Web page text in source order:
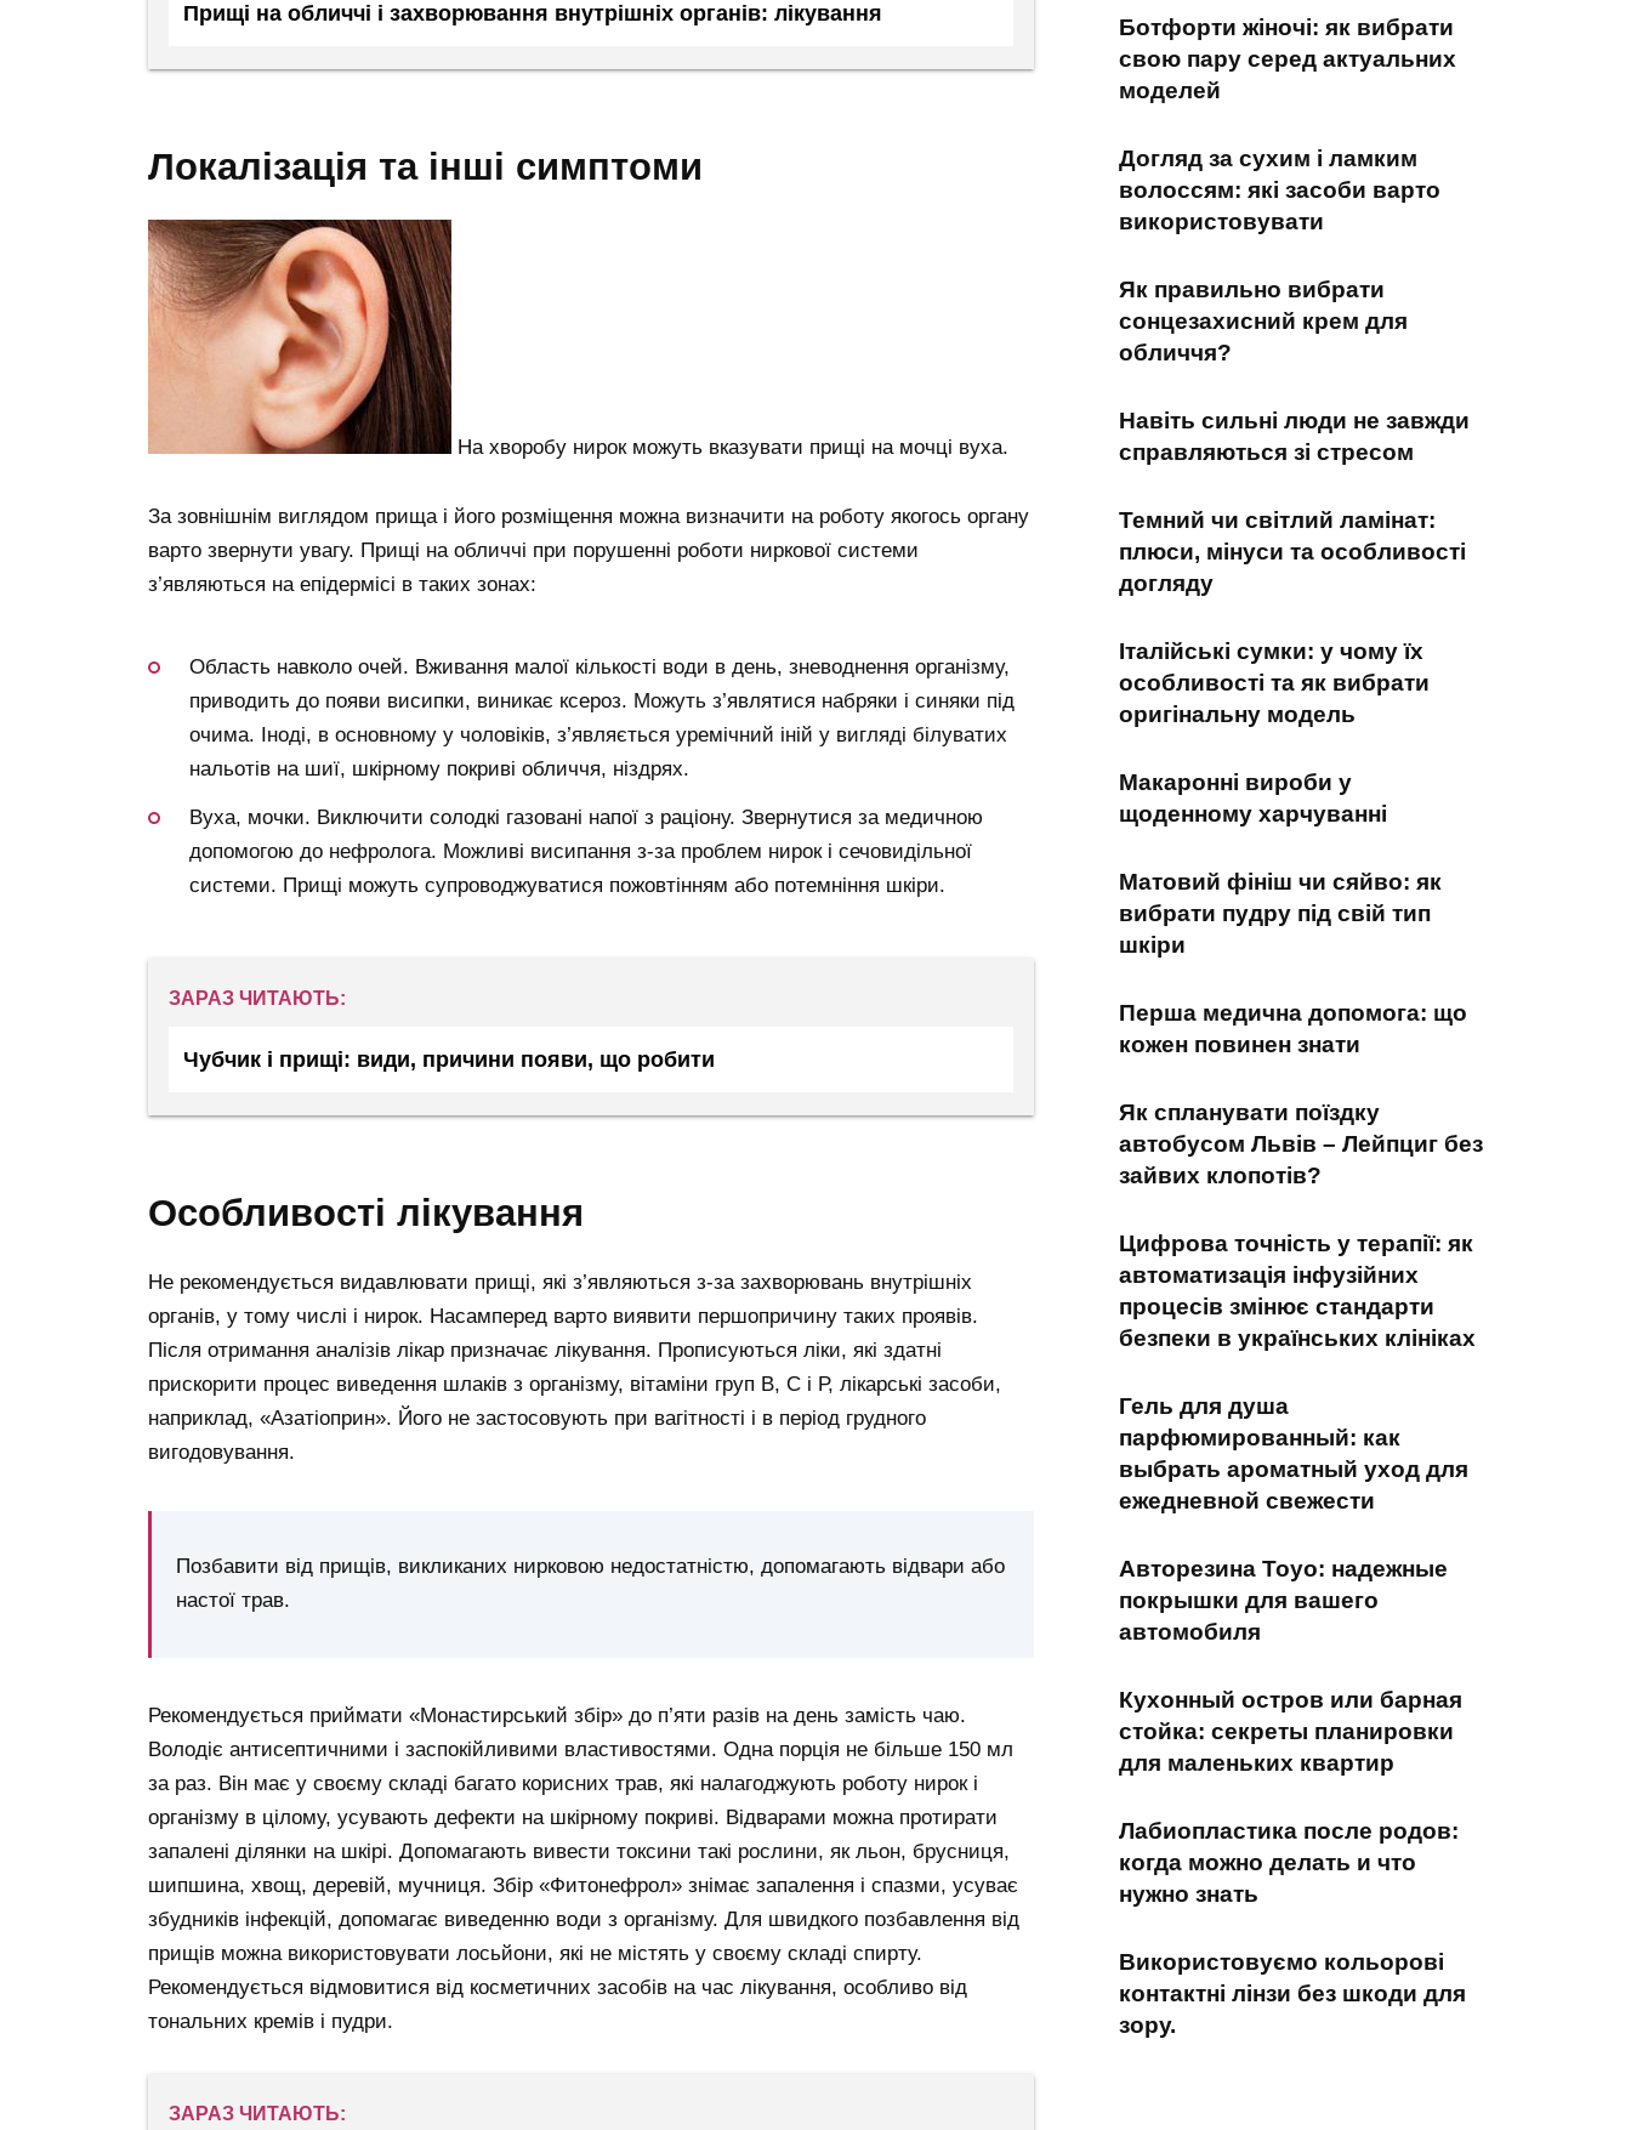
Прищі на обличчі і захворювання внутрішніх органів: лікування
локалізація та інші симптоми
На хворобу нирок можуть вказувати прищі на мочці вуха.
За зовнішнім виглядом прища і його розміщення можна визначити на роботу якогось органу
варто звернути увагу. Прищі на обличчі при порушенні роботи ниркової системи
з’являються на епідермісі в таких зонах:
Область навколо очей. Вживання малої кількості води в день, зневоднення організму,
приводить до появи висипки, виникає ксероз. Можуть з’являтися набряки і синяки під
очима. Іноді, в основному у чоловіків, з’являється уремічний іній у вигляді білуватих
нальотів на шиї, шкірному покриві обличчя, ніздрях.
Вуха, мочки. Виключити солодкі газовані напої з раціону. Звернутися за медичною
допомогою до нефролога. Можливі висипання з-за проблем нирок і сечовидільної
системи. Прищі можуть супроводжуватися пожовтінням або потемніння шкіри.
ЗАРАЗ ЧИТАЮТЬ:
Чубчик і прищі: види, причини появи, що робити
особливості лікування
Не рекомендується видавлювати прищі, які з’являються з-за захворювань внутрішніх
органів, у тому числі і нирок. Насамперед варто виявити першопричину таких проявів.
Після отримання аналізів лікар призначає лікування. Прописуються ліки, які здатні
прискорити процес виведення шлаків з організму, вітаміни груп В, С і Р, лікарські засоби,
наприклад, «Азатіоприн». Його не застосовують при вагітності і в період грудного
вигодовування.
Позбавити від прищів, викликаних нирковою недостатністю, допомагають відвари або
настої трав.
Рекомендується приймати «Монастирський збір» до п’яти разів на день замість чаю.
Володіє антисептичними і заспокійливими властивостями. Одна порція не більше 150 мл
за раз. Він має у своєму складі багато корисних трав, які налагоджують роботу нирок і
організму в цілому, усувають дефекти на шкірному покриві. Відварами можна протирати
запалені ділянки на шкірі. Допомагають вивести токсини такі рослини, як льон, брусниця,
шипшина, хвощ, деревій, мучниця. Збір «Фитонефрол» знімає запалення і спазми, усуває
збудників інфекцій, допомагає виведенню води з організму. Для швидкого позбавлення від
прищів можна використовувати лосьйони, які не містять у своєму складі спирту.
Рекомендується відмовитися від косметичних засобів на час лікування, особливо від
тональних кремів і пудри.
ЗАРАЗ ЧИТАЮТЬ:
Ботфорти жіночі: як вибрати
свою пару серед актуальних
моделей
Догляд за сухим і ламким
волоссям: які засоби варто
використовувати
Як правильно вибрати
сонцезахисний крем для
обличчя?
Навіть сильні люди не завжди
справляються зі стресом
Темний чи світлий ламінат:
плюси, мінуси та особливості
догляду
Італійські сумки: у чому їх
особливості та як вибрати
оригінальну модель
Макаронні вироби у
щоденному харчуванні
Матовий фініш чи сяйво: як
вибрати пудру під свій тип
шкіри
Перша медична допомога: що
кожен повинен знати
Як спланувати поїздку
автобусом Львів – Лейпциг без
зайвих клопотів?
Цифрова точність у терапії: як
автоматизація інфузійних
процесів змінює стандарти
безпеки в українських клініках
Гель для душа
парфюмированный: как
выбрать ароматный уход для
ежедневной свежести
Авторезина Toyo: надежные
покрышки для вашего
автомобиля
Кухонный остров или барная
стойка: секреты планировки
для маленьких квартир
Лабиопластика после родов:
когда можно делать и что
нужно знать
Використовуємо кольорові
контактні лінзи без шкоди для
зору.